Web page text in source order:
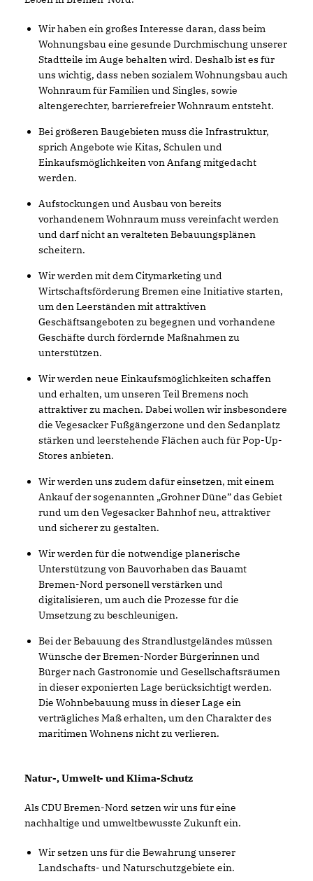
Wir haben ein großes Interesse daran, dass beim
Wohnungsbau eine gesunde Durchmischung unserer
Stadtteile im Auge behalten wird. Deshalb ist es für
uns wichtig, dass neben sozialem Wohnungsbau auch
Wohnraum für Familien und Singles, sowie
altengerechter, barrierefreier Wohnraum entsteht.
Bei größeren Baugebieten muss die Infrastruktur,
sprich Angebote wie Kitas, Schulen und
Einkaufsmöglichkeiten von Anfang mitgedacht
werden.
Aufstockungen und Ausbau von bereits
vorhandenem Wohnraum muss vereinfacht werden
und darf nicht an veralteten Bebauungsplänen
scheitern.
Wir werden mit dem Citymarketing und
Wirtschaftsförderung Bremen eine Initiative starten,
um den Leerständen mit attraktiven
Geschäftsangeboten zu begegnen und vorhandene
Geschäfte durch fördernde Maßnahmen zu
unterstützen.
Wir werden neue Einkaufsmöglichkeiten schaffen
und erhalten, um unseren Teil Bremens noch
attraktiver zu machen. Dabei wollen wir insbesondere
die Vegesacker Fußgängerzone und den Sedanplatz
stärken und leerstehende Flächen auch für Pop-Up-
Stores anbieten.
Wir werden uns zudem dafür einsetzen, mit einem
Ankauf der sogenannten „Grohner Düne” das Gebiet
rund um den Vegesacker Bahnhof neu, attraktiver
und sicherer zu gestalten.
Wir werden für die notwendige planerische
Unterstützung von Bauvorhaben das Bauamt
Bremen-Nord personell verstärken und
digitalisieren, um auch die Prozesse für die
Umsetzung zu beschleunigen.
Bei der Bebauung des Strandlustgeländes müssen
Wünsche der Bremen-Norder Bürgerinnen und
Bürger nach Gastronomie und Gesellschaftsräumen
in dieser exponierten Lage berücksichtigt werden.
Die Wohnbebauung muss in dieser Lage ein
verträgliches Maß erhalten, um den Charakter des
maritimen Wohnens nicht zu verlieren.
Natur-, Umwelt- und Klima-Schutz
Als CDU Bremen-Nord setzen wir uns für eine
nachhaltige und umweltbewusste Zukunft ein.
Wir setzen uns für die Bewahrung unserer
Landschafts- und Naturschutzgebiete ein.